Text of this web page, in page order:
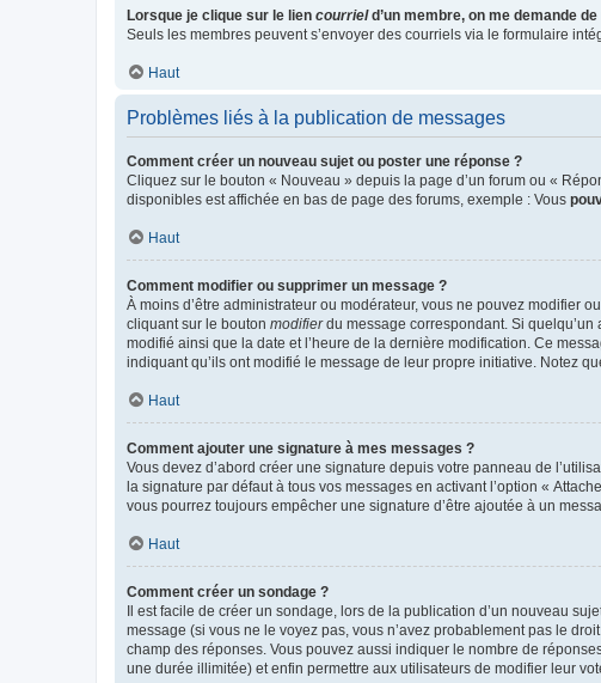
Lorsque je clique sur le lien courrield’un membre, on me demande
Seuls les membres peuvent s’envoyer des courriels via le formulaire
Haut
Problèmes liés à la publication de messages
Comment créer un nouveau sujet ou poster une réponse ?
Cliquez sur le bouton « Nouveau » depuis la page d’un forum ou «
disponibles est affichée en bas de page des forums, exemple : Vous
Haut
Comment modifier ou supprimer un message ?
À moins d’être administrateur ou modérateur, vous ne pouvez modifier
cliquant sur le bouton modifierdu message correspondant. Si quelqu’un
modifié ainsi que la date et l’heure de la dernière modification. Ce
indiquant qu’ils ont modifié le message de leur propre initiative. Notez
Haut
Comment ajouter une signature à mes messages ?
Vous devez d’abord créer une signature depuis votre panneau de
la signature par défaut à tous vos messages en activant l’option «
vous pourrez toujours empêcher une signature d’être ajoutée à un
Haut
Comment créer un sondage ?
Il est facile de créer un sondage, lors de la publication d’un nouveau
message (si vous ne le voyez pas, vous n’avez probablement pas le
champ des réponses. Vous pouvez aussi indiquer le nombre de
une durée illimitée) et enfin permettre aux utilisateurs de modifier leur